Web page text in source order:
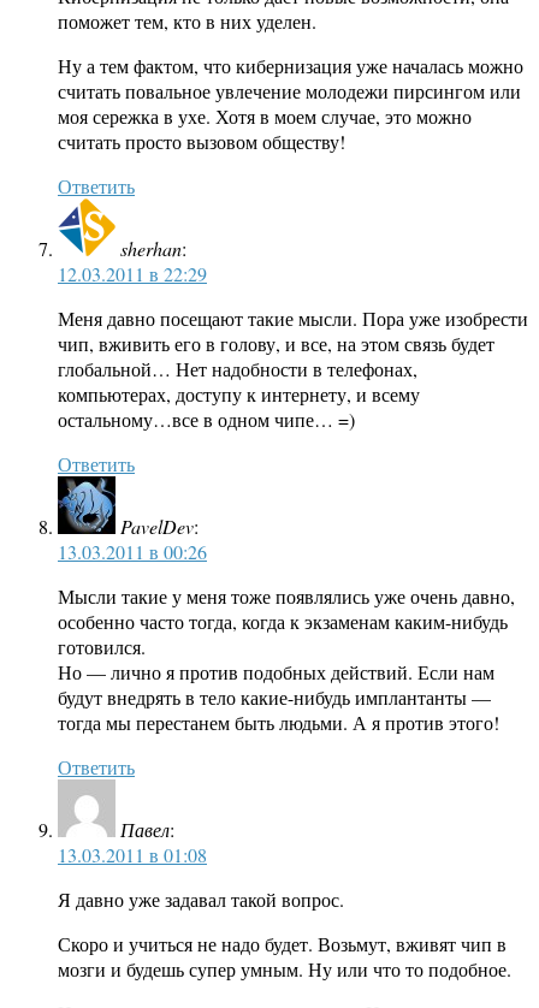
поможет тем, кто в них уделен.
Ну а тем фактом, что кибернизация уже началась можно
считать повальное увлечение молодежи пирсингом или
моя сережка в ухе. Хотя в моем случае, это можно
считать просто вызовом обществу!
Ответить
sherhan:
12.03.2011 в 22:29
Меня давно посещают такие мысли. Пора уже изобрести
чип, вживить его в голову, и все, на этом связь будет
глобальной… Нет надобности в телефонах,
компьютерах, доступу к интернету, и всему
остальному…все в одном чипе… =)
Ответить
PavelDev:
13.03.2011 в 00:26
Мысли такие у меня тоже появлялись уже очень давно,
особенно часто тогда, когда к экзаменам каким-нибудь
готовился.
Но — лично я против подобных действий. Если нам
будут внедрять в тело какие-нибудь имплантанты —
тогда мы перестанем быть людьми. А я против этого!
Ответить
Павел:
13.03.2011 в 01:08
Я давно уже задавал такой вопрос.
Скоро и учиться не надо будет. Возьмут, вживят чип в
мозги и будешь супер умным. Ну или что то подобное.